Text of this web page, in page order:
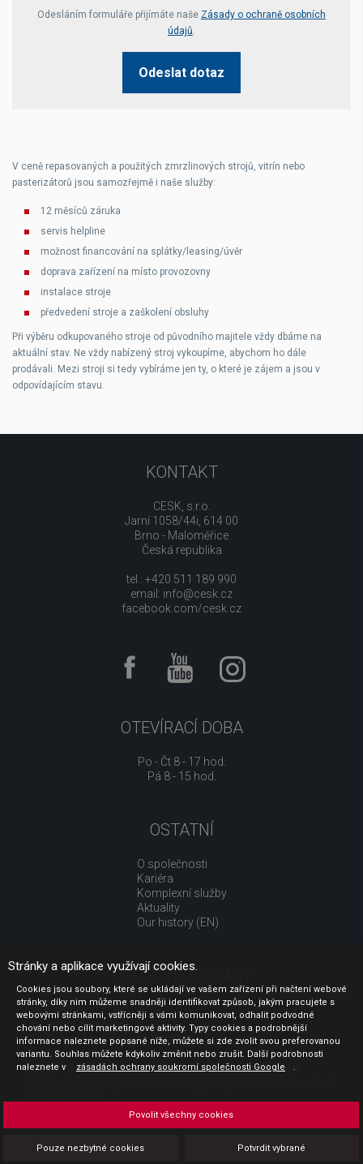
Your website *
Odesláním formuláře přijímáte naše Zásady o ochraně osobních
údajů.
Odeslat dotaz
V ceně repasovaných a použitých zmrzlinových strojů, vitrín nebo
pasterizátorů jsou samozřejmě i naše služby:
12 měsíců záruka
servis helpline
možnost financování na splátky/leasing/úvěr
doprava zařízení na místo provozovny
instalace stroje
předvedení stroje a zaškolení obsluhy
Při výběru odkupovaného stroje od původního majitele vždy dbáme na
aktuální stav. Ne vždy nabízený stroj vykoupíme, abychom ho dále
prodávali. Mezi stroji si tedy vybíráme jen ty, o které je zájem a jsou v
odpovídajícím stavu.
KONTAKT
CESK, s.r.o.
Jarní 1058/44i, 614 00
Brno - Maloměřice
Česká republika
tel.: +420 511 189 990
email: info@cesk.cz
facebook.com/cesk.cz
OTEVÍRACÍ DOBA
Po - Čt 8 - 17 hod.
Pá 8 - 15 hod.
OSTATNÍ
O společnosti
Kariéra
Komplexní služby
Aktuality
Our history (EN)
UŽITEČNÉ ODKAZY
Jak nakupovat
Obchodní podmínky
GDPR - ochrana osobních údajů
Profil zadavatele
Sdělení před uzavřením kupní smlouvy pro spotřebitele
Platba
Povinná publicita
Stránky a aplikace využívají cookies.
Cookies jsou soubory, které se ukládají ve vašem zařízení při načtení webové
stránky, díky nim můžeme snadněji identifikovat způsob, jakým pracujete s
webovými stránkami, vstřícněji s vámi komunikovat, odhalit podvodné
chování nebo cílit marketingové aktivity. Typy cookies a podrobnější
informace naleznete popsané níže, můžete si zde zvolit svou preferovanou
variantu. Souhlas můžete kdykoliv změnit nebo zrušit. Další podrobnosti
naleznete v
zásadách ochrany soukromí společnosti Google .
Pouze nezbytné cookies Potvrdit vybrané
Povolit všechny cookies